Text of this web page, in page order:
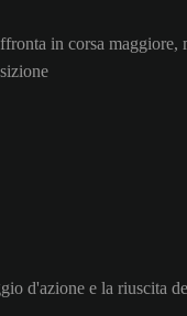
in corsa maggiore,
d'azione e la riuscita